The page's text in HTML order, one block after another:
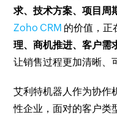
求、技术方案、项目周
Zoho CRM 的价值，正
理、商机推进、客户需
让销售过程更加清晰、
艾利特机器人作为协作
性企业，面对的客户类